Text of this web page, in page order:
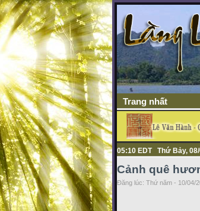
Trang nhất
05:10 EDT Thứ Bảy,
Cảnh quê
Đăng lúc: Thứ năm - 10/04/